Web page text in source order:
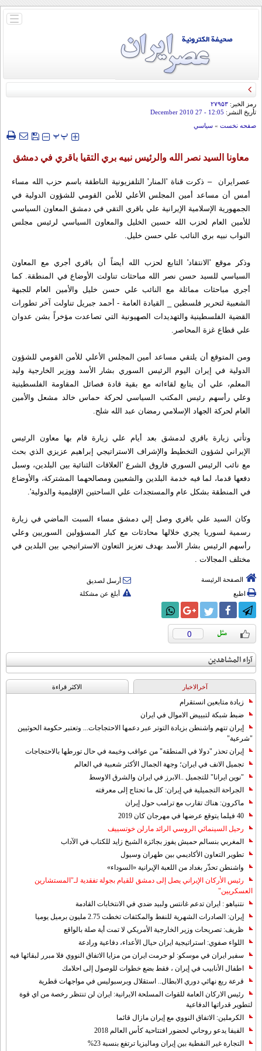
باز
رمز الخبر: ۲۷۹۵۳
تأريخ النشر: 12:05
- 27 December 2010
صفحه نخست » سياسي
‍‍‍ پپ
معاونا السيد نصر الله والرئيس نبيه بري التقيا باقري في دمشق
عصرایران – ذكرت قناة 'المنار' التلفزيونية الناطقة باسم حزب الله مساء
أمس أن مساعد أمين المجلس الأعلي للأمن القومي للشؤون الدولية في
الجمهورية الإسلامية الإيرانية علي باقري التقي في دمشق المعاون السياسي
للأمين العام لحزب الله حسين الخليل والمعاون السياسي لرئيس مجلس
النواب نبيه بري النائب علي حسن خليل.
وذكر موقع 'الانتقاد' التابع لحزب الله أيضاً أن باقري أجري مع المعاون
السياسي للسيد حسن نصر الله مباحثات تناولت الأوضاع في المنطقة. كما
أجري مباحثات مماثلة مع النائب علي حسن خليل والأمين العام للجبهة
الشعبية لتحرير فلسطين _ القيادة العامة - أحمد جبريل تناولت آخر تطورات
القضية الفلسطينية والتهديدات الصهيونية التي تصاعدت مؤخراً بشن عدوان
علي قطاع غزة المحاصر.
ومن المتوقع أن يلتقي مساعد أمين المجلس الأعلي للأمن القومي للشؤون
الدولية في إيران اليوم الرئيس السوري بشار الأسد ووزير الخارجية وليد
المعلم، علي أن يتابع لقاءاته مع بقية قادة فصائل المقاومة الفلسطينية
وعلي رأسهم رئيس المكتب السياسي لحركة حماس خالد مشعل والأمين
العام لحركة الجهاد الإسلامي رمضان عبد الله شلح.
وتأتي زيارة باقري لدمشق بعد أيام علي زيارة قام بها معاون الرئيس
الإيراني لشؤون التخطيط والإشراف الاستراتيجي إبراهيم عزيزي الذي بحث
مع نائب الرئيس السوري فاروق الشرع 'العلاقات الثنائية بين البلدين، وسبل
دفعها قدما، لما فيه خدمة البلدين والشعبين ومصالحهما المشتركة، والأوضاع
في المنطقة بشكل عام والمستجدات علي الساحتين الإقليمية والدولية'.
وكان السيد علي باقري وصل إلي دمشق مساء السبت الماضي في زيارة
رسمية لسوريا يجري خلالها محادثات مع كبار المسؤولين السوريين وعلي
رأسهم الرئيس بشار الأسد بهدف تعزيز التعاون الاستراتيجي بين البلدين في
مختلف المجالات .
الصفحة الرئيسة
أرسل لصديق
اطبع
أبلغ عن مشكلة
0
آراء المشاهدين
آخرالاخبار الاکثر قراءة
زيادة متابعين انستقرام
ضبط شبكة لتبييض الاموال في ايران
إيران تتهم واشنطن بزيادة التوتر عبر دعمها الاحتجاجات... وتعتبر حكومة الحوثيين
"شرعية"
إيران تحذر "دولا في المنطقة" من عواقب وخيمة في حال تورطها بالاحتجاجات
تجميل الانف في ايران؛ وجهة الجمال الأكثر شعبية في العالم
"نوين ايرانا" للتجميل ..الابرز في ايران والشرق الاوسط
الجراحة التجميلية في إيران: كل ما تحتاج إلى معرفته
ماكرون: هناك تقارب مع ترامب حول إيران
40 فيلما يتوقع عرضها في مهرجان كان 2019
رحيل السينمائي الروسي الرائد مارلن خوتسييف
المغربي بنسالم حميش يفوز بجائزة الشيخ زايد للكتاب في الآداب
تطوير التعاون الأكاديمي بين طهران وسيول
واشنطن تحذّر بغداد من اللعبة الإيرانية «السوداء»
رئيس الأركان الإيراني يصل إلى دمشق للقيام بجولة تفقدية لـ"المستشارين
العسكريين"
نتنياهو : ايران تدعم غانتس ولبيد ضدي في الانتخابات القادمة
إيران: الصادرات الشهریة للنفط والمكثفات تخطت 2.75 مليون برميل يوميا
ظريف: تصريحات وزير الخارجية الأمريكي لا تمت أية صلة بالواقع
اللواء صفوي: استراتيجية ايران حيال الأعداء، دفاعية ورادعة
سفير ايران في موسكو: لو حرمت ايران من مزايا الاتفاق النووي فلا مبرر لبقائها فيه
اطفال الأنابيب في إيران ، فقط بضع خطوات للوصول إلى احلامك
قرعة ربع نهائي دوري الابطال.. استقلال وبرسبوليس في مواجهات قطرية
رئيس الاركان العامة للقوات المسلحة الايرانية: ايران لن تنتظر رخصة من اي قوة
لتطوير قدراتها الدفاعية
الكرملين: الاتفاق النووي مع إيران مازال قائما
الفيفا يدعو روحاني لحضور افتتاحية كأس العالم 2018
التجارة غیر النفطیة بین إیران ومالیزیا ترتفع بنسبة 23%